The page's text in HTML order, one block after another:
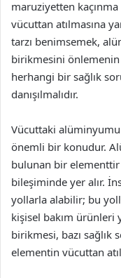
maruziyetten
vücuttan atılmasına
tarzı benimsemek,
birikmesini
herhangi bir sağlık
danışılmalıdır.
Vücuttaki alüminyumun
önemli bir konudur.
bulunan bir
bileşiminde yer alır.
yollarla alabilir; bu
kişisel bakım ürünleri
birikmesi, bazı sağlık
elementin vücuttan